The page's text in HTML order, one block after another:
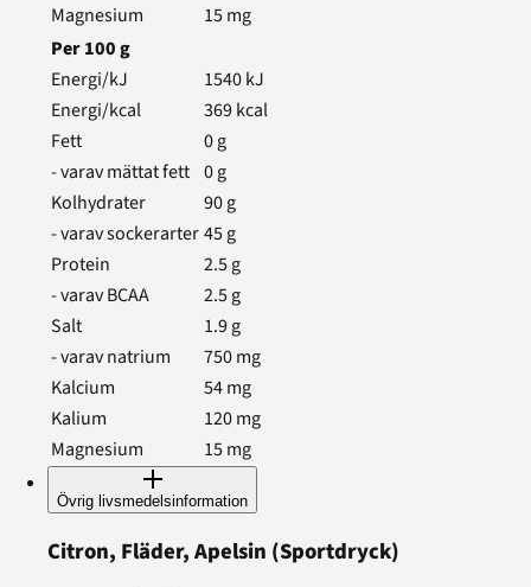
Magnesium
15mg
Per100g
Energi/kJ
1540kJ
Energi/kcal
369kcal
Fett
0g
- varav mättat fett 0g
Kolhydrater
90g
- varav sockerarter45g
Protein
2.5g
- varav BCAA
2.5g
Salt
1.9g
- varav natrium
750mg
Kalcium
54mg
Kalium
120mg
Magnesium
15mg
Övrig livsmedelsinformation
Citron, Fläder, Apelsin (Sportdryck)